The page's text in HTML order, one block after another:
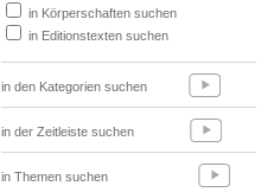
in Körperschaften suchen
in Editionstexten suchen
in den Kategorien suchen
in der Zeitleiste suchen
in Themen suchen